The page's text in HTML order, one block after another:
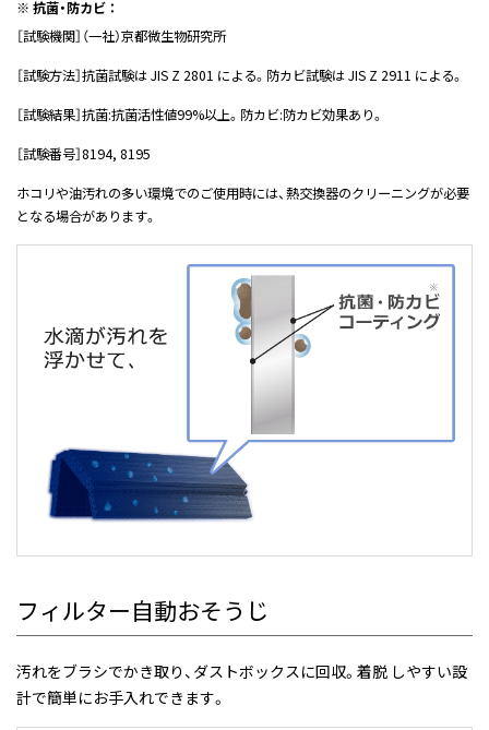
※ 抗菌・防カビ ：
［試験機関］（一社）京都微生物研究所
［試験方法］抗菌試験は JIS Z 2801 による。防カビ試験は JIS Z 2911 による。
［試験結果］抗菌:抗菌活性値99%以上。防カビ:防カビ効果あり。
［試験番号］8194, 8195
ホコリや油汚れの多い環境でのご使用時には、熱交換器のクリーニングが必要
となる場合があります。
フィルター自動おそうじ
汚れをブラシでかき取り、ダストボックスに回収。着脱 しやすい設
計で簡単にお手入れできます。